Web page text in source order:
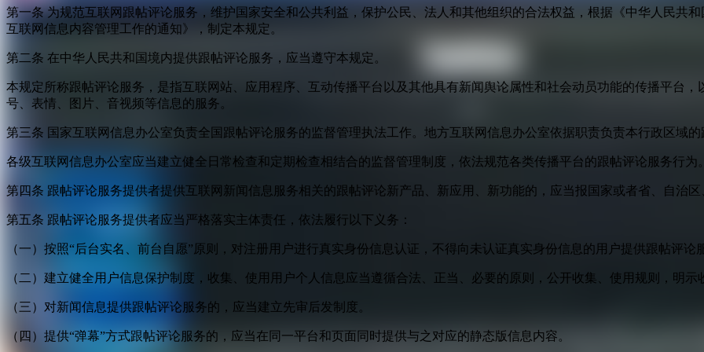
第一条 为规范互联网跟帖评论服务，维护国家安全和公共利益，保护公民、法人和其他组织的合法权益，根据《中华人民共
互联网信息内容管理工作的通知》，制定本规定。
第二条 在中华人民共和国境内提供跟帖评论服务，应当遵守本规定。
本规定所称跟帖评论服务，是指互联网站、应用程序、互动传播平台以及其他具有新闻舆论属性和社会动员功能的传播平台
号、表情、图片、音视频等信息的服务。
第三条 国家互联网信息办公室负责全国跟帖评论服务的监督管理执法工作。地方互联网信息办公室依据职责负责本行政区域
各级互联网信息办公室应当建立健全日常检查和定期检查相结合的监督管理制度，依法规范各类传播平台的跟帖评论服务行为
第四条 跟帖评论服务提供者提供互联网新闻信息服务相关的跟帖评论新产品、新应用、新功能的，应当报国家或者省、自治
第五条 跟帖评论服务提供者应当严格落实主体责任，依法履行以下义务：
（一）按照“后台实名、前台自愿”原则，对注册用户进行真实身份信息认证，不得向未认证真实身份信息的用户提供跟帖评论
（二）建立健全用户信息保护制度，收集、使用用户个人信息应当遵循合法、正当、必要的原则，公开收集、使用规则，明
（三）对新闻信息提供跟帖评论服务的，应当建立先审后发制度。
（四）提供“弹幕”方式跟帖评论服务的，应当在同一平台和页面同时提供与之对应的静态版信息内容。